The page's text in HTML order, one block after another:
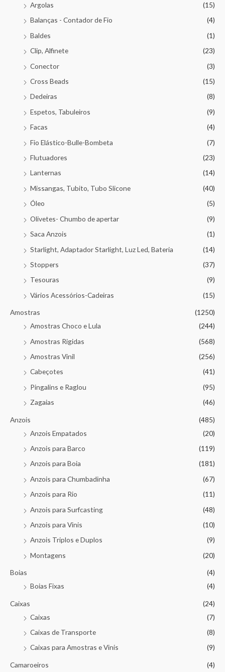
Argolas
(15)
Balanças - Contador de Fio
(4)
Baldes
(1)
Clip, Alfinete
(23)
Conector
(3)
Cross Beads
(15)
Dedeiras
(8)
Espetos, Tabuleiros
(9)
Facas
(4)
Fio Elástico-Bulle-Bombeta
(7)
Flutuadores
(23)
Lanternas
(14)
Missangas, Tubito, Tubo Slicone
(40)
Óleo
(5)
Olivetes- Chumbo de apertar
(9)
Saca Anzois
(1)
Starlight, Adaptador Starlight, Luz Led, Bateria
(14)
Stoppers
(37)
Tesouras
(9)
Vários Acessórios-Cadeiras
(15)
Amostras
(1250)
Amostras Choco e Lula
(244)
Amostras Rigidas
(568)
Amostras Vinil
(256)
Cabeçotes
(41)
Pingalins e Raglou
(95)
Zagaias
(46)
Anzois
(485)
Anzois Empatados
(20)
Anzois para Barco
(119)
Anzois para Boia
(181)
Anzois para Chumbadinha
(67)
Anzois para Rio
(11)
Anzois para Surfcasting
(48)
Anzois para Vinis
(10)
Anzois Triplos e Duplos
(9)
Montagens
(20)
Boias
(4)
Boias Fixas
(4)
Caixas
(24)
Caixas
(7)
Caixas de Transporte
(8)
Caixas para Amostras e Vinis
(9)
Camaroeiros (4)